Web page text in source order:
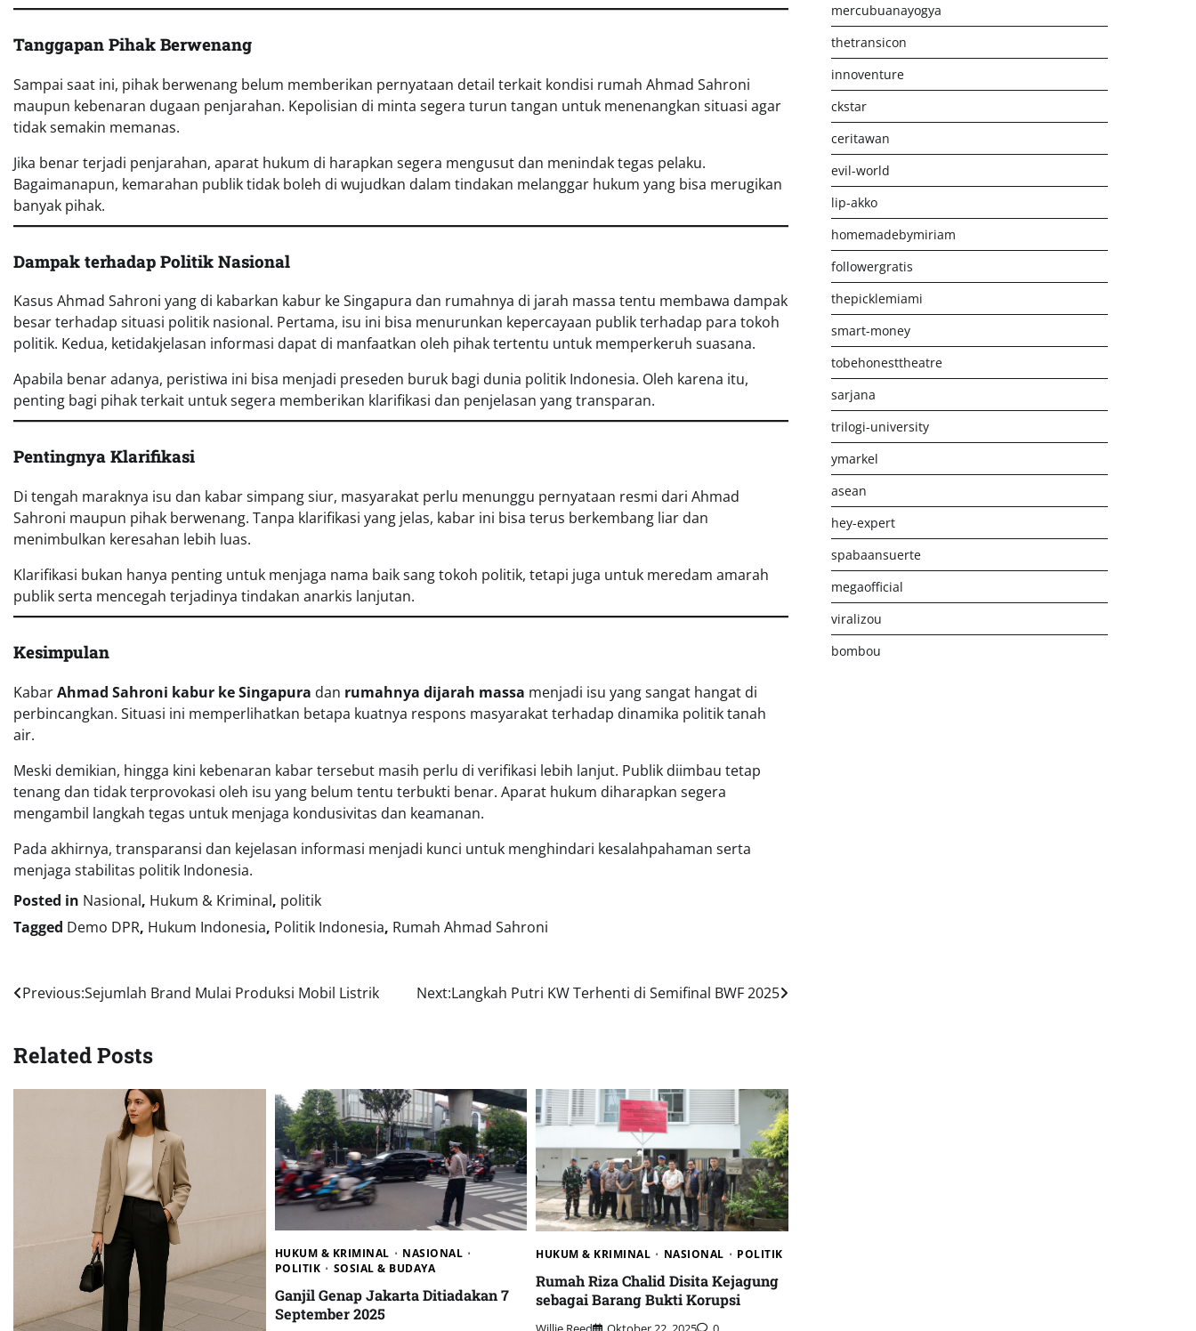
Tanggapan Pihak Berwenang
Sampai saat ini, pihak berwenang belum memberikan pernyataan detail terkait kondisi rumah Ahmad Sahroni
maupun kebenaran dugaan penjarahan. Kepolisian di minta segera turun tangan untuk menenangkan situasi agar
tidak semakin memanas.
Jika benar terjadi penjarahan, aparat hukum di harapkan segera mengusut dan menindak tegas pelaku.
Bagaimanapun, kemarahan publik tidak boleh di wujudkan dalam tindakan melanggar hukum yang bisa merugikan
banyak pihak.
Dampak terhadap Politik Nasional
Kasus Ahmad Sahroni yang di kabarkan kabur ke Singapura dan rumahnya di jarah massa tentu membawa dampak
besar terhadap situasi politik nasional. Pertama, isu ini bisa menurunkan kepercayaan publik terhadap para tokoh
politik. Kedua, ketidakjelasan informasi dapat di manfaatkan oleh pihak tertentu untuk memperkeruh suasana.
Apabila benar adanya, peristiwa ini bisa menjadi preseden buruk bagi dunia politik Indonesia. Oleh karena itu,
penting bagi pihak terkait untuk segera memberikan klarifikasi dan penjelasan yang transparan.
Pentingnya Klarifikasi
Di tengah maraknya isu dan kabar simpang siur, masyarakat perlu menunggu pernyataan resmi dari Ahmad
Sahroni maupun pihak berwenang. Tanpa klarifikasi yang jelas, kabar ini bisa terus berkembang liar dan
menimbulkan keresahan lebih luas.
Klarifikasi bukan hanya penting untuk menjaga nama baik sang tokoh politik, tetapi juga untuk meredam amarah
publik serta mencegah terjadinya tindakan anarkis lanjutan.
Kesimpulan
KabarAhmad Sahroni kabur ke Singapura dan rumahnya dijarah massa menjadi isu yang sangat hangat di
perbincangkan. Situasi ini memperlihatkan betapa kuatnya respons masyarakat terhadap dinamika politik tanah
air.
Meski demikian, hingga kini kebenaran kabar tersebut masih perlu di verifikasi lebih lanjut. Publik diimbau tetap
tenang dan tidak terprovokasi oleh isu yang belum tentu terbukti benar. Aparat hukum diharapkan segera
mengambil langkah tegas untuk menjaga kondusivitas dan keamanan.
Pada akhirnya, transparansi dan kejelasan informasi menjadi kunci untuk menghindari kesalahpahaman serta
menjaga stabilitas politik Indonesia.
Posted in Nasional, Hukum & Kriminal, politik
Tagged Demo DPR, Hukum Indonesia, Politik Indonesia, Rumah Ahmad Sahroni
Navigasi
Previous:Sejumlah Brand Mulai Produksi Mobil Listrik Next:Langkah Putri KW Terhenti di Semifinal BWF 2025
Related Posts
HUKUM & KRIMINAL
NASIONAL
POLITIK
SOSIAL & BUDAYA
Ganjil Genap Jakarta Ditiadakan 7
September 2025
HUKUM & KRIMINAL NASIONAL POLITIK
Rumah Riza Chalid Disita Kejagung
sebagai Barang Bukti Korupsi
mercubuanayogya
thetransicon
innoventure
ckstar
ceritawan
evil-world
lip-akko
homemadebymiriam
followergratis
thepicklemiami
smart-money
tobehonesttheatre
sarjana
trilogi-university
ymarkel
asean
hey-expert
spabaansuerte
megaofficial
viralizou
bombou